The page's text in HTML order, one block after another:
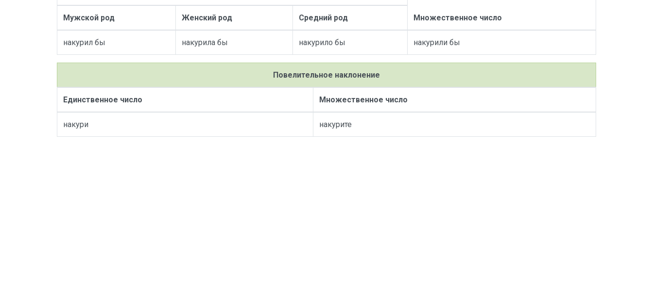
Множественное число
Мужской род Женский род Средний род
накурил бы накурила бы накурило бы накурили бы
Повелительное наклонение
Единственное число Множественное число
накури накурите